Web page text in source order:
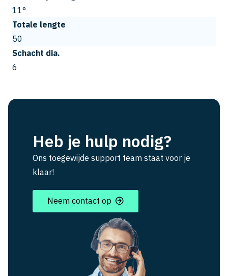
11°
Totale lengte
50
Schacht dia.
6
Heb je hulp nodig?
Ons toegewijde support team staat voor je
klaar!
Neem contact op